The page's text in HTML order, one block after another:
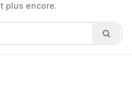
plus encore.